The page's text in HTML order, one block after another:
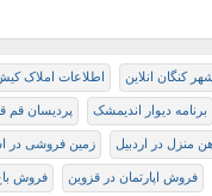
کنگان انلاین اطلاعات املاک
برنامه دیوار اندیمشک پردیسان قم
منزل در اردبیل زمین فروشی در
فروش اپارتمان در قزوین فروش